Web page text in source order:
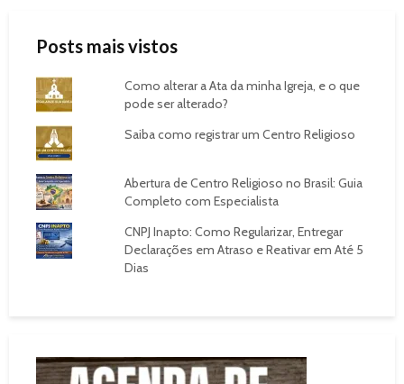
Posts mais vistos
Como alterar a Ata da minha Igreja, e o que
pode ser alterado?
Saiba como registrar um Centro Religioso
Abertura de Centro Religioso no Brasil: Guia
Completo com Especialista
CNPJ Inapto: Como Regularizar, Entregar
Declarações em Atraso e Reativar em Até 5
Dias